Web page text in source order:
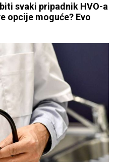
svaki pripadnik HVO-a
opcije moguće? Evo